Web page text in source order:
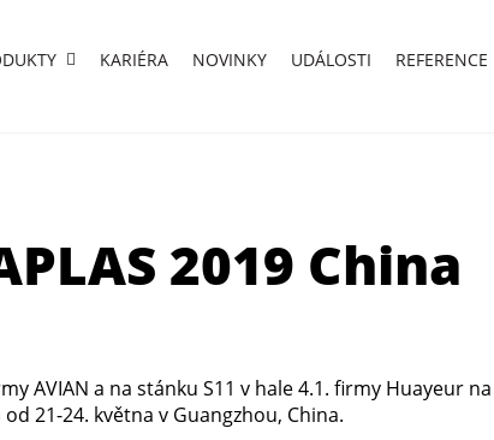
KARIÉRA NOVINKY UDÁLOSTI REFERENCE
2019 China
AVIAN a na stánku S11 v hale 4.1. firmy Huayeur na
21-24. května v Guangzhou, China.